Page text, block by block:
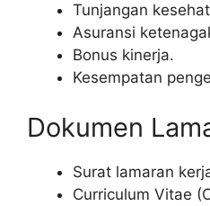
Tunjangan
Asuransi
Bonus kinerja.
Kesempatan
Dokumen
Surat lamaran
Curriculum Vitae